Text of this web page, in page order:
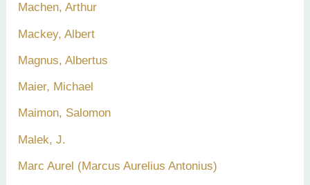
Machen, Arthur
Mackey, Albert
Magnus, Albertus
Maier, Michael
Maimon, Salomon
Malek, J.
Marc Aurel (Marcus Aurelius Antonius)